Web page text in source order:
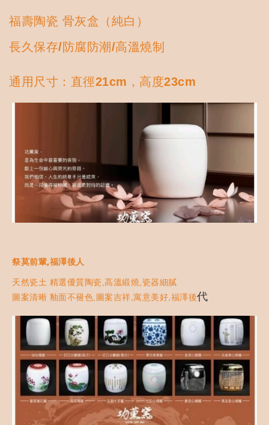
福壽陶瓷 骨灰盒（純白）
長久保存/防腐防潮/高溫燒制
通用尺寸：直徑21cm，高度23cm
祭莫前輩,福澤後人
天然瓷土 精選優質陶瓷 高溫緞燒 瓷器細膩
圖案清晰 釉面不褪色 圖案吉祥 寓意美好 福澤後代